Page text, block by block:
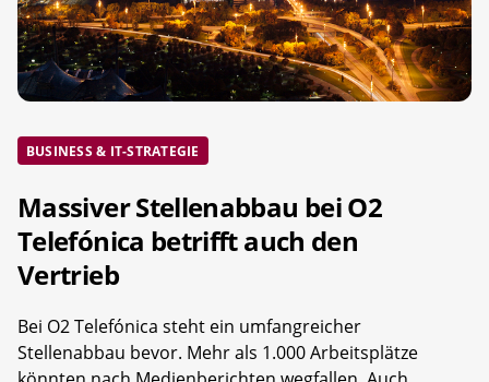
BUSINESS & IT-STRATEGIE
Massiver Stellenabbau bei O2
Telefónica betrifft auch den
Vertrieb
Bei O2 Telefónica steht ein umfangreicher
Stellenabbau bevor. Mehr als 1.000 Arbeitsplätze